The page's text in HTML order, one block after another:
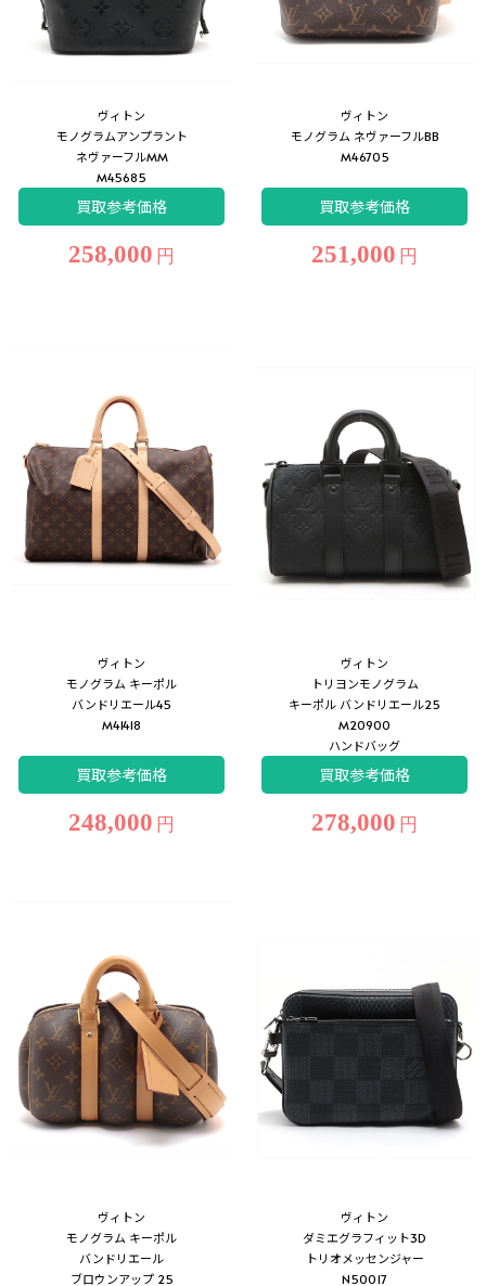
ヴィトン
モノグラムアンプラント
ネヴァーフルMM
M45685
買取参考価格
258,000 円
ヴィトン
モノグラム ネヴァーフルBB
M46705
買取参考価格
251,000 円
ヴィトン
モノグラム キーポル
バンドリエール45
M41418
買取参考価格
248,000 円
ヴィトン
トリヨンモノグラム
キーポル バンドリエール25
M20900
ハンドバッグ
買取参考価格
278,000 円
ヴィトン
モノグラム キーポル
バンドリエール
ブロウンアップ 25
ヴィトン
ダミエグラフィット3D
トリオメッセンジャー
N50017